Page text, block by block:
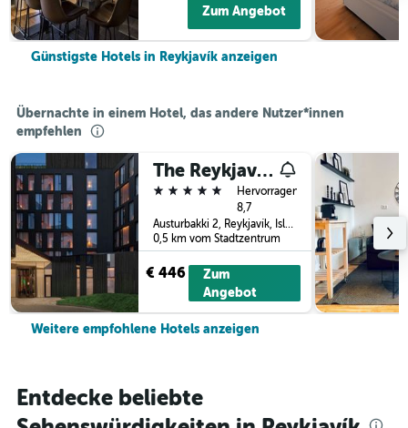
Zum Angebot
Günstigste Hotels in Reykjavík anzeigen
Übernachte in einem Hotel, das andere Nutzer*innen
empfehlen
The Reykjavik EDITION
5 Sterne
Hervorragend
8,7
Austurbakki 2, Reykjavík, Island
0,5 km vom Stadtzentrum
€ 446
Zum
Angebot
Weitere empfohlene Hotels anzeigen
Entdecke beliebte